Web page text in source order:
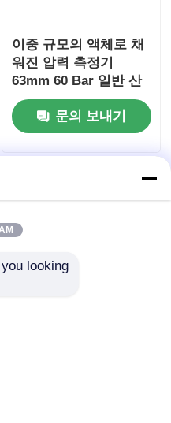
이중 규모의 액체로 채
워진 압력 측정기
63mm 60 Bar 일반 산
업 측정 시스템용 비게
된 구리 문의 보내기
looking